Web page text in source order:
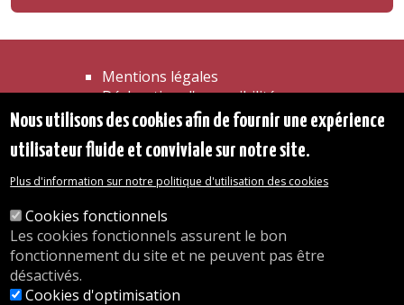
Mentions légales
Déclaration d'accessibilité
Transparence
Les services de l'administration
Organigramme
© 2026 Commune d'Auderghem
Rue Emile Idiers 12 - 1160 Auderghem
Tel. : 02/676.48.11.
Nous utilisons des cookies afin de fournir une expérience
utilisateur fluide et conviviale sur notre site.
Plus d'information sur notre politique d'utilisation des cookies
Cookies fonctionnels
Les cookies fonctionnels assurent le bon
fonctionnement du site et ne peuvent pas être
désactivés.
Cookies d'optimisation